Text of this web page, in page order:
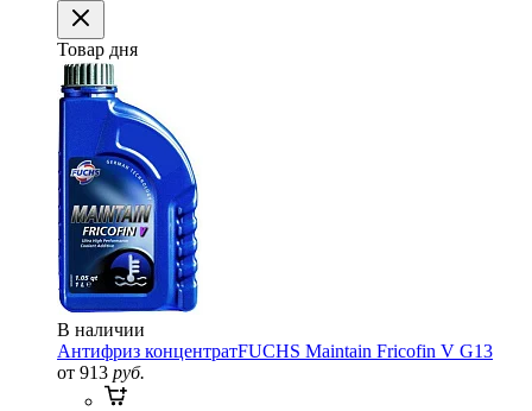
Товар дня
В наличии
Антифриз концентратFUCHS Maintain Fricofin V G13
от 913 руб.